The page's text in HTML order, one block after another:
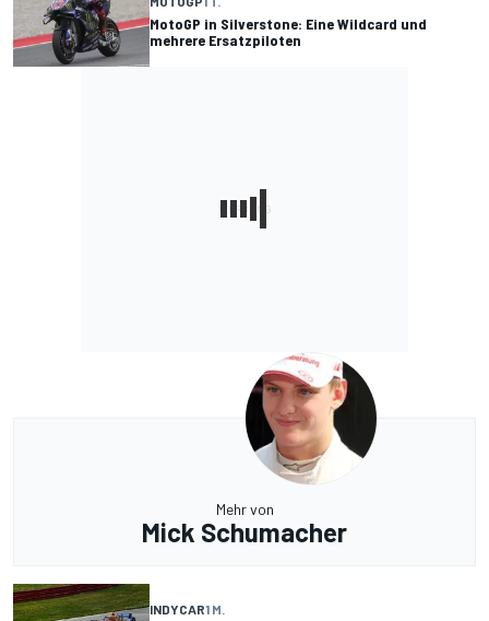
MotoGP in Silverstone: Eine Wildcard und
mehrere Ersatzpiloten
Mehr von
Mick Schumacher
INDYCAR1 M.